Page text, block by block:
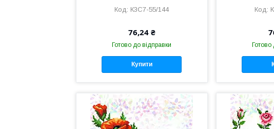
К3С7-55/144
76,24 ₴
Готово до відправки
Купити
Готово